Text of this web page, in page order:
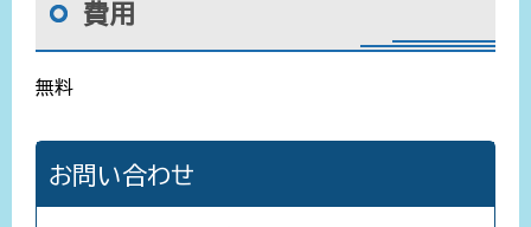
費用
無料
お問い合わせ